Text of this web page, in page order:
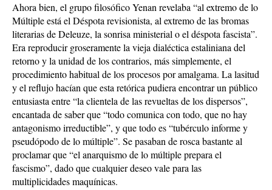
Ahora bien, el grupo filosófico Yenan revelaba “al extremo de lo
Múltiple está el Déspota revisionista, al extremo de las bromas
literarias de Deleuze, la sonrisa ministerial o el déspota fascista”.
Era reproducir groseramente la vieja dialéctica estaliniana del
retorno y la unidad de los contrarios, más simplemente, el
procedimiento habitual de los procesos por amalgama. La lasitud
y el reflujo hacían que esta retórica pudiera encontrar un público
entusiasta entre “la clientela de las revueltas de los dispersos”,
encantada de saber que “todo comunica con todo, que no hay
antagonismo irreductible”, y que todo es “tubérculo informe y
pseudópodo de lo múltiple”. Se pasaban de rosca bastante al
proclamar que “el anarquismo de lo múltiple prepara el
fascismo”, dado que cualquier deseo vale para las
multiplicidades maquínicas.